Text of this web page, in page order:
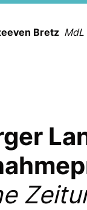
Bretz MdL